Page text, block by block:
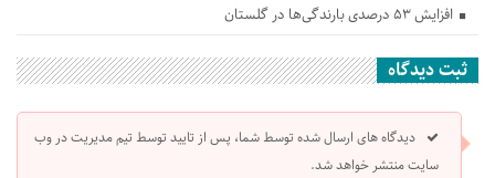
افزایش ۵۳ درصدی بارندگی‌ها در گلستان
ثبت دیدگاه
دیدگاه های ارسال شده توسط شما، پس از تایید توسط تیم مدیریت در وب
سایت منتشر خواهد شد.